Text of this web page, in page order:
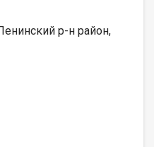
р-н район,